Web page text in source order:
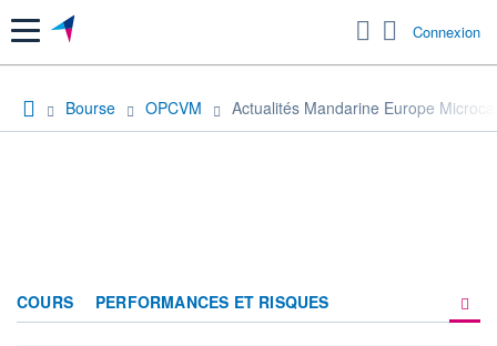
Menu Connexion
Bourse OPCVM Actualités Mandarine Europe
COURS PERFORMANCES ET RISQUES